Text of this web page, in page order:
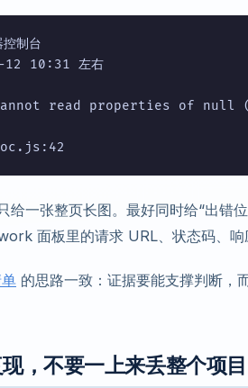
控制台
12 10:31 左右
read properties of null
给一张整页长图。最好同时给“出错
面板里的请求 URL、状态码、响
的思路一致：证据要能支撑判断，
，不要一上来丢整个项目